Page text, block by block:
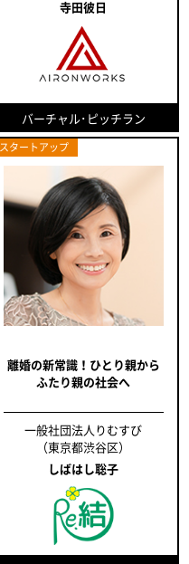
寺田彼日
バーチャル･ピッチラン
スタートアップ
離婚の新常識！ひとり親から
ふたり親の社会へ
一般社団法人りむすび
（東京都渋谷区）
しばはし聡子